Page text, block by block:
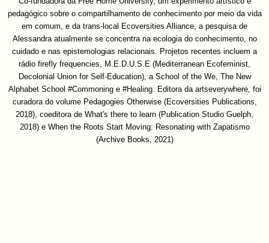
pedagógico sobre o compartilhamento de conhecimento por meio da vida
em comum, e da trans-local Ecoversities Alliance, a pesquisa de
Alessandra atualmente se concentra na ecologia do conhecimento, no
cuidado e nas epistemologias relacionais. Projetos recentes incluem a
rádio firefly frequencies, M.E.D.U.S.E (Mediterranean Ecofeminist,
Decolonial Union for Self-Education), a School of the We, The New
Alphabet School #Commoning e #Healing. Editora da artseverywhere, foi
curadora do volume Pedagogies Otherwise (Ecoversities Publications,
2018), coeditora de What's there to learn (Publication Studio Guelph,
2018) e When the Roots Start Moving: Resonating with Zapatismo
(Archive Books, 2021)